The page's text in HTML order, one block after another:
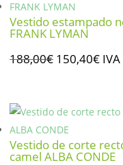
Vestido estampado
FRANK LYMAN
188,00€ El
era:
188,00€.
150,40€El
es:
Vestido de corte
camel ALBA CONDE